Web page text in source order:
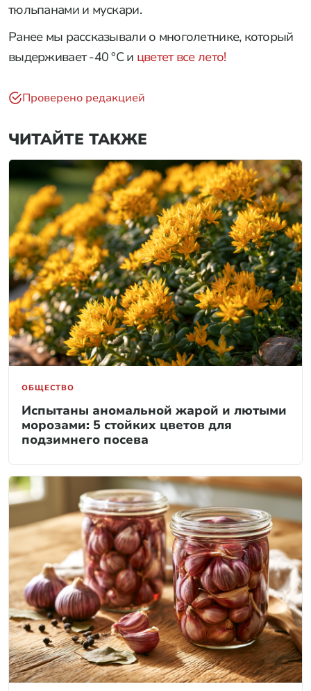
тюльпанами и мускари.
Ранее мы рассказывали о многолетнике, который
выдерживает -40 °C и цветет все лето!
Проверено редакцией
ЧИТАЙТЕ ТАКЖЕ
ОБЩЕСТВО
Испытаны аномальной жарой и лютыми
морозами: 5 стойких цветов для
подзимнего посева